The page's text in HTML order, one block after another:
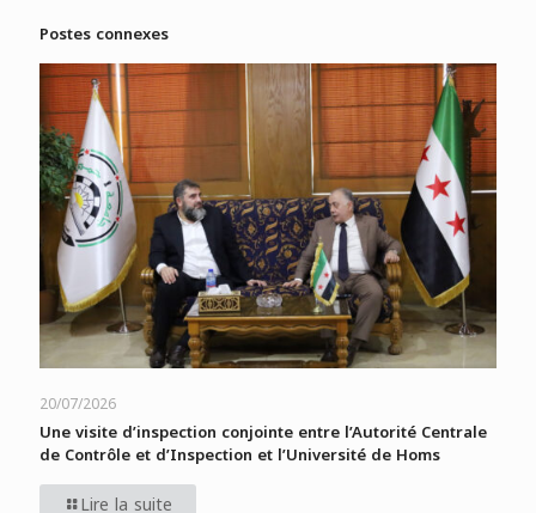
Postes connexes
20/07/2026
Une visite d’inspection conjointe entre l’Autorité Centrale
de Contrôle et d’Inspection et l’Université de Homs
Lire la suite